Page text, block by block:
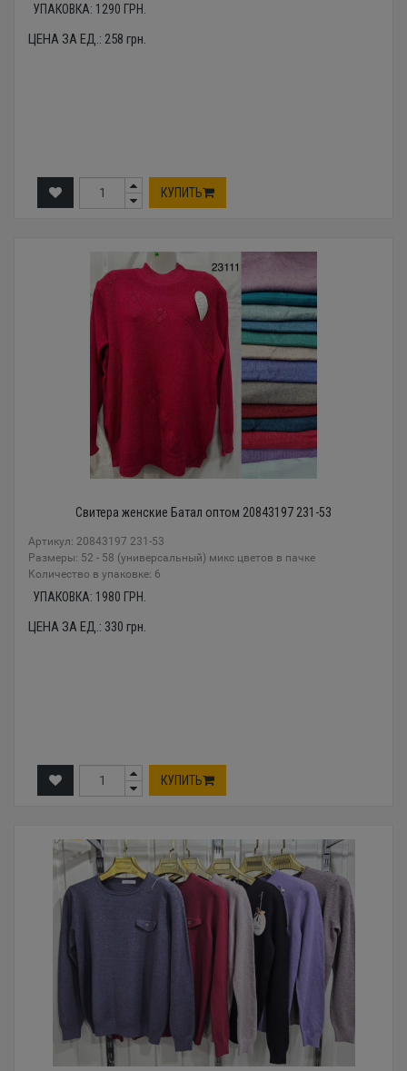
УПАКОВКА: 1290 ГРН.
ЦЕНА ЗА ЕД.: 258 грн.
КУПИТЬ
Свитера женские Батал оптом 20843197 231-53
Артикул: 20843197 231-53
Размеры: 52 - 58 (универсальный) микс цветов в пачке
Количество в упаковке: 6
УПАКОВКА: 1980 ГРН.
ЦЕНА ЗА ЕД.: 330 грн.
КУПИТЬ